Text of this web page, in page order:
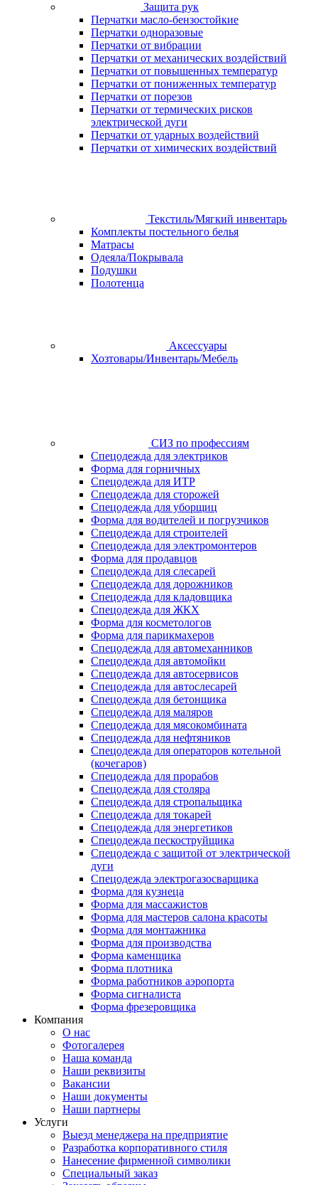
Защита рук
Перчатки масло-бензостойкие
Перчатки одноразовые
Перчатки от вибрации
Перчатки от механических воздействий
Перчатки от повышенных температур
Перчатки от пониженных температур
Перчатки от порезов
Перчатки от термических рисков
электрической дуги
Перчатки от ударных воздействий
Перчатки от химических воздействий
Текстиль/Мягкий инвентарь
Комплекты постельного белья
Матрасы
Одеяла/Покрывала
Подушки
Полотенца
Аксессуары
Хозтовары/Инвентарь/Мебель
СИЗ по профессиям
Спецодежда для электриков
Форма для горничных
Спецодежда для ИТР
Спецодежда для сторожей
Спецодежда для уборщиц
Форма для водителей и погрузчиков
Спецодежда для строителей
Спецодежда для электромонтеров
Форма для продавцов
Спецодежда для слесарей
Спецодежда для дорожников
Спецодежда для кладовщика
Спецодежда для ЖКХ
Форма для косметологов
Форма для парикмахеров
Спецодежда для автомеханников
Спецодежда для автомойки
Спецодежда для автосервисов
Спецодежда для автослесарей
Спецодежда для бетонщика
Спецодежда для маляров
Спецодежда для мясокомбината
Спецодежда для нефтяников
Спецодежда для операторов котельной
(кочегаров)
Спецодежда для прорабов
Спецодежда для столяра
Спецодежда для стропальщика
Спецодежда для токарей
Спецодежда для энергетиков
Спецодежда пескоструйщика
Спецодежда с защитой от электрической
дуги
Спецодежда электрогазосварщика
Форма для кузнеца
Форма для массажистов
Форма для мастеров салона красоты
Форма для монтажника
Форма для производства
Форма каменщика
Форма плотника
Форма работников аэропорта
Форма сигналиста
Форма фрезеровщика
Компания
О нас
Фотогалерея
Наша команда
Наши реквизиты
Вакансии
Наши документы
Наши партнеры
Услуги
Выезд менеджера на предприятие
Разработка корпоративного стиля
Нанесение фирменной символики
Специальный заказ